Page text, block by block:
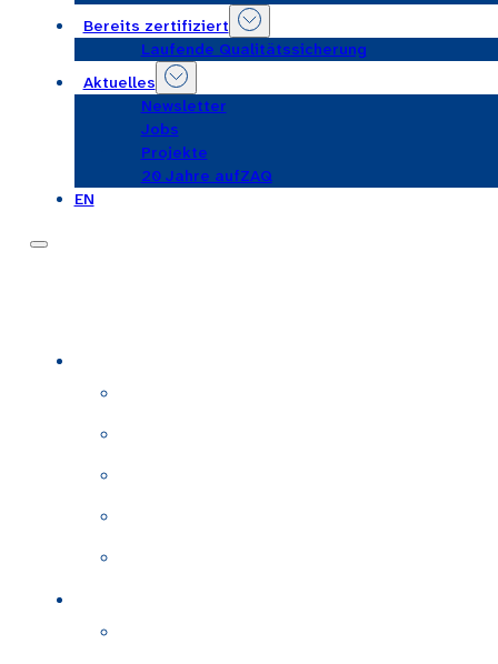
Bereits zertifiziert
Laufende Qualitätssicherung
Aktuelles
Newsletter
Jobs
Projekte
20 Jahre aufZAQ
EN